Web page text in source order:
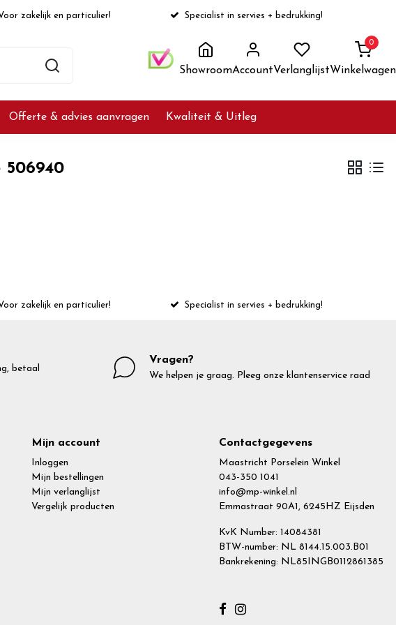
zakelijk en particulier! Specialist in servies + bedrukking!
ShowroomAccountVerlanglijst
0
Winkelwagen
Offerte & advies aanvragen Kwaliteit & Uitleg
zakelijk en particulier! Specialist in servies + bedrukking!
betaal
Vragen?
We helpen je graag. Pleeg onze klantenservice raad
Mijn account
Inloggen
Mijn bestellingen
Mijn verlanglijst
Vergelijk producten
Contactgegevens
Maastricht Porselein Winkel
043-350 1041
info@mp-winkel.nl
Emmastraat 90A1, 6245HZ Eijsden
KvK Number: 14084381
BTW-number: NL 8144.15.003.B01
Bankrekening: NL85INGB0112861385